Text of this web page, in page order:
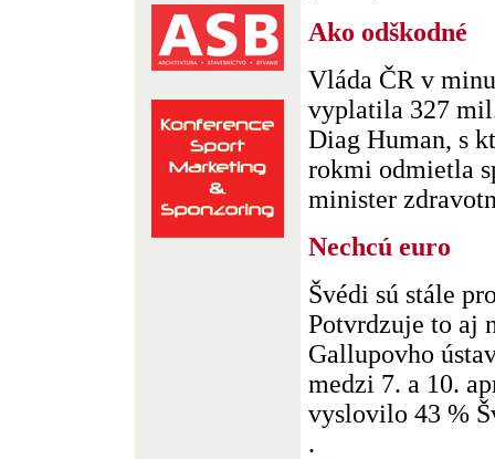
Ako odškodné
Vláda ČR v
vyplatila 327
Diag Human, s
rokmi odmietla
minister
Nechcú euro
Švédi sú stále
Potvrdzuje to aj
Gallupovho
medzi 7. a 10.
vyslovilo 43 %
.